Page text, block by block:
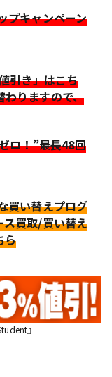
プキャンペーン
引き」はこち
わりますので、
ロ！”最長48回
買い替えプログ
ス買取/買い替え
ら
』